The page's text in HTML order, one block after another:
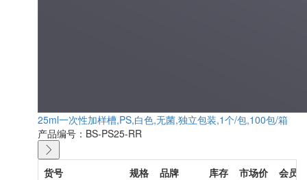
25ml一次性加样槽,PS,白色,无菌,独立包装,1个/包,100包/箱
产品编号：BS-PS25-RR
货号 规格 品牌 库存 市场价
会员价